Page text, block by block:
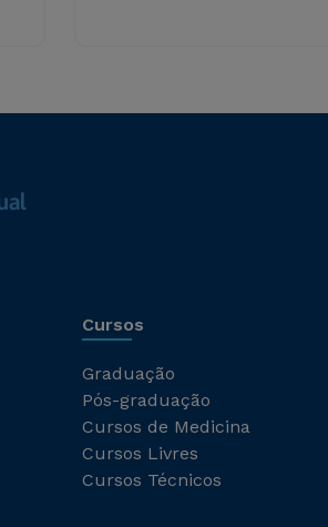
Cursos
Graduação
Pós-graduação
Cursos de Medicina
Cursos Livres
Cursos Técnicos